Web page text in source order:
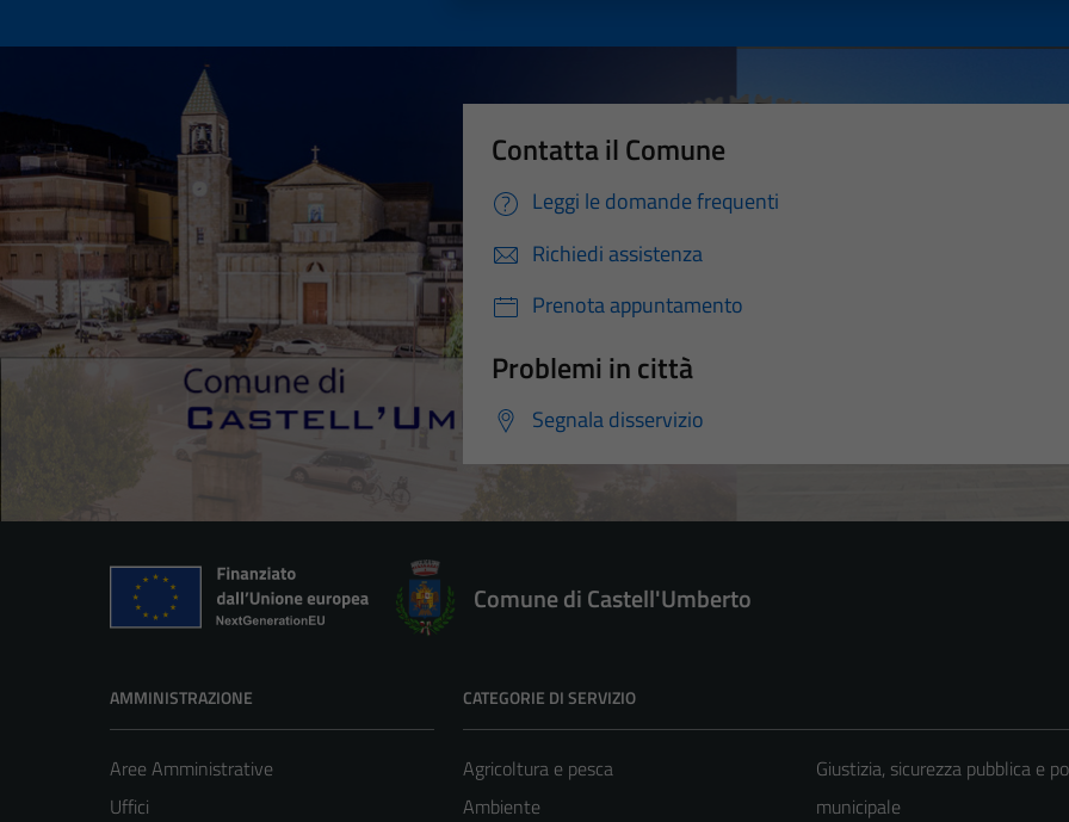
Contatta il Comune
Leggi le domande frequenti
Richiedi assistenza
Prenota appuntamento
Problemi in città
Segnala disservizio
Comune di Castell'Umberto
AMMINISTRAZIONE
Aree Amministrative
Uffici
CATEGORIE DI SERVIZIO
Agricoltura e pesca
Ambiente
Giustizia, sicurezza pubblica e
municipale